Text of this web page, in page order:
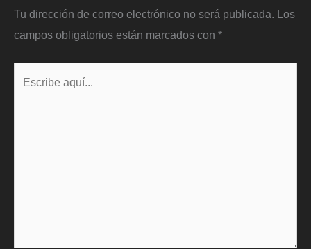
Tu dirección de correo electrónico no será publicada.
Los
campos obligatorios están marcados con *